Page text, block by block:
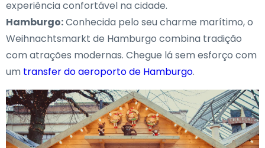
experiência confortável na cidade.
Hamburgo:Conhecida pelo seu charme marítimo, o
Weihnachtsmarkt de Hamburgo combina tradição
com atrações modernas. Chegue lá sem esforço com
um transfer do aeroporto de Hamburgo.